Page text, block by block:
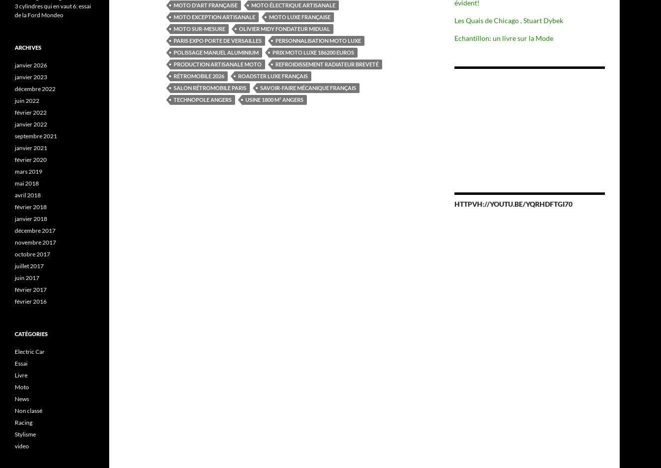
MOTO D'ART FRANÇAISE
MOTO ÉLECTRIQUE ARTISANALE
MOTO EXCEPTION ARTISANALE
MOTO LUXE FRANÇAISE
MOTO SUR-MESURE
OLIVIER MIDY FONDATEUR MIDUAL
PARIS EXPO PORTE DE VERSAILLES
PERSONNALISATION MOTO LUXE
POLISSAGE MANUEL ALUMINIUM
PRIX MOTO LUXE 186200 EUROS
PRODUCTION ARTISANALE MOTO
REFROIDISSEMENT RADIATEUR BREVETÉ
RÉTROMOBILE 2026
ROADSTER LUXE FRANÇAIS
SALON RÉTROMOBILE PARIS
SAVOIR-FAIRE MÉCANIQUE FRANÇAIS
TECHNOPOLE ANGERS
USINE 1800 M² ANGERS
évident!
Les Quais de Chicago , Stuart Dybek
Echantillon: un livre sur la Mode
HTTPVH://YOUTU.BE/YQRHDFTGI70
3 cylindres qui en vaut 6: essai
de la Ford Mondeo
ARCHIVES
janvier 2026
janvier 2023
décembre 2022
juin 2022
février 2022
janvier 2022
septembre 2021
janvier 2021
février 2020
mars 2019
mai 2018
avril 2018
février 2018
janvier 2018
décembre 2017
novembre 2017
octobre 2017
juillet 2017
juin 2017
février 2017
février 2016
CATÉGORIES
Electric Car
Essai
Livre
Moto
News
Non classé
Racing
Stylisme
video